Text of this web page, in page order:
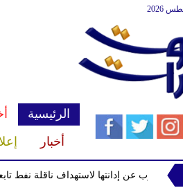
الرئيسية
أخبار
عن إدانتها لاستهداف ناقلة نفط تابعة